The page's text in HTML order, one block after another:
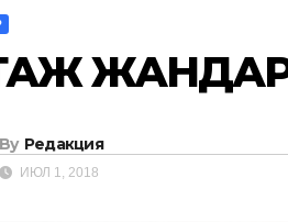
By Редакция
ИЮЛ 1, 2018